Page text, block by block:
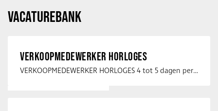
VACATUREBANK
VERKOOPMEDEWERKER HORLOGES
VERKOOPMEDEWERKER HORLOGES 4 tot 5 dagen per week Heb jij een passie voor …